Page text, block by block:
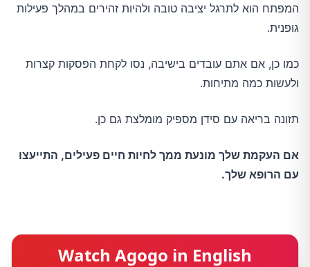
המפתח הוא לתרגל יציבה טובה ולהיות זהירים במהלך פעילות
גופנית.
כמו כן, אם אתם עובדים בישיבה, נסו לקחת הפסקות קצרות
ולעשות כמה מתיחות.
תזונה בריאה עם סידן מספיק מומלצת גם כן.
אם העקמת שלך מונעת ממך לחיות חיים פעילים, התייעצו
עם הרופא שלך.
Watch Agogo in English